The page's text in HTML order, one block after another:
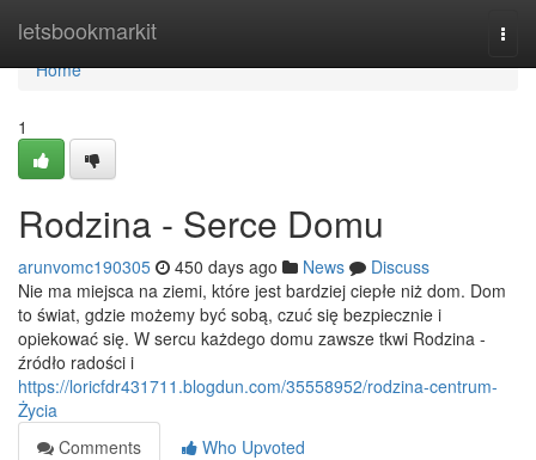
letsbookmarkit
Home
Home
1
Rodzina - Serce Domu
arunvomc190305 450 days ago News
Discuss
Nie ma miejsca na ziemi, które jest bardziej ciepłe niż dom. Dom
to świat, gdzie możemy być sobą, czuć się bezpiecznie i
opiekować się. W sercu każdego domu zawsze tkwi Rodzina -
źródło radości i
https://loricfdr431711.blogdun.com/35558952/rodzina-centrum-
Życia
Comments
Who Upvoted